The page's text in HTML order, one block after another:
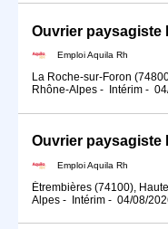
Ouvrier paysagiste
Emploi Aquila Rh
La Roche-sur-Foron
Rhône-Alpes - Intérim -
Ouvrier paysagiste
Emploi Aquila Rh
Étrembières (74100),
Alpes - Intérim - 04/08/